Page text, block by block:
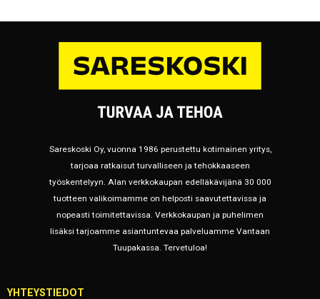
Sareskoski Oy, vuonna 1986 perustettu kotimainen yritys,
tarjoaa ratkaisut turvalliseen ja tehokkaaseen
työskentelyyn. Alan verkkokaupan edelläkävijänä 30 000
tuotteen valikoimamme on helposti saavutettavissa ja
nopeasti toimitettavissa. Verkkokaupan ja puhelimen
lisäksi tarjoamme asiantuntevaa palveluamme Vantaan
Tuupakassa. Tervetuloa!
YHTEYSTIEDOT